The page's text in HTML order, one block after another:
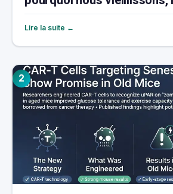
complet
Lire la suite ←
2